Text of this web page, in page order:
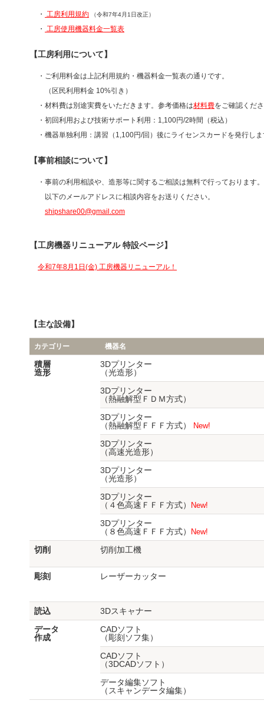
・ 工房利用規約 （令和7年4月1日改正）
・ 工房使用機器料金一覧表
【工房利用について】
・ご利用料金は上記利用規約・機器料金一覧表の通りです。
（区民利用料金 10%引き）
・材料費は別途実費をいただきます。参考価格は材料費をご確認くだ
・初回利用および技術サポート利用：1,100円/2時間（税込）
・機器単独利用：講習（1,100円/回）後にライセンスカードを発行し
【事前相談について】
・事前の利用相談や、造形等に関するご相談は無料で行っております。
以下のメールアドレスに相談内容をお送りください。
shipshare00@gmail.com
【工房機器リニューアル 特設ページ】
令和7年8月1日(金) 工房機器リニューアル！
【主な設備】
カテゴリー 機器名
積層
造形
3Dプリンター
（光造形）
3Dプリンター
（熱融解型ＦＤＭ方式）
3Dプリンター
（熱融解型ＦＦＦ方式）
New!
3Dプリンター
（高速光造形）
3Dプリンター
（光造形）
3Dプリンター
（４色高速ＦＦＦ方式）
New!
3Dプリンター
（８色高速ＦＦＦ方式）
New!
切削 切削加工機
彫刻 レーザーカッター
読込
3Dスキャナー
データ
作成
CADソフト
（彫刻ソフ集）
CADソフト
（3DCADソフト）
データ編集ソフト
（スキャンデータ編集）